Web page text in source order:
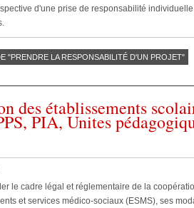
d'une prise de responsabilité
"PRENDRE LA RESPONSABILITÉ D'UN PROJET"
des établissements
PIA, Unites
le cadre légal et réglementaire de la
et services médico-sociaux (ESMS), ses